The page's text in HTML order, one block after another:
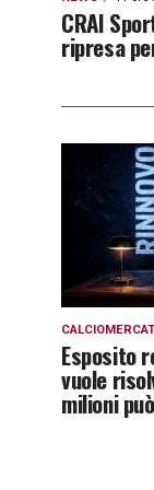
CRAI
ripresa
Esposito
vuole
milioni